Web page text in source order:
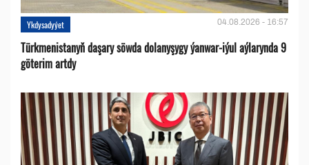
Ykdysadyýet 04.08.2026 - 16:57
Türkmenistanyň daşary söwda dolanyşygy ýanwar-iýul aýlarynda 9
göterim artdy